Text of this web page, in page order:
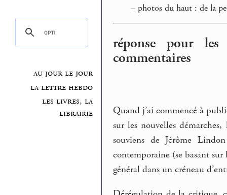
au jour le jour
la lettre hebdo
les livres, la
librairie
– photos du haut : de la
réponse pour
commentaires
Quand j’ai commencé à
sur les nouvelles
souviens de Jérôme
contemporaine (se basant
général dans un créneau